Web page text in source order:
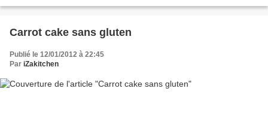
Carrot cake sans gluten
Publié le 12/01/2012 à 22:45
Par iZakitchen